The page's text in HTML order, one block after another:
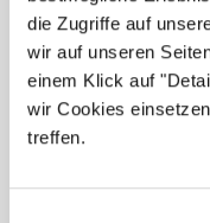
die Zugriffe auf
wir auf unseren
einem Klick auf
wir Cookies
treffen.
informiert